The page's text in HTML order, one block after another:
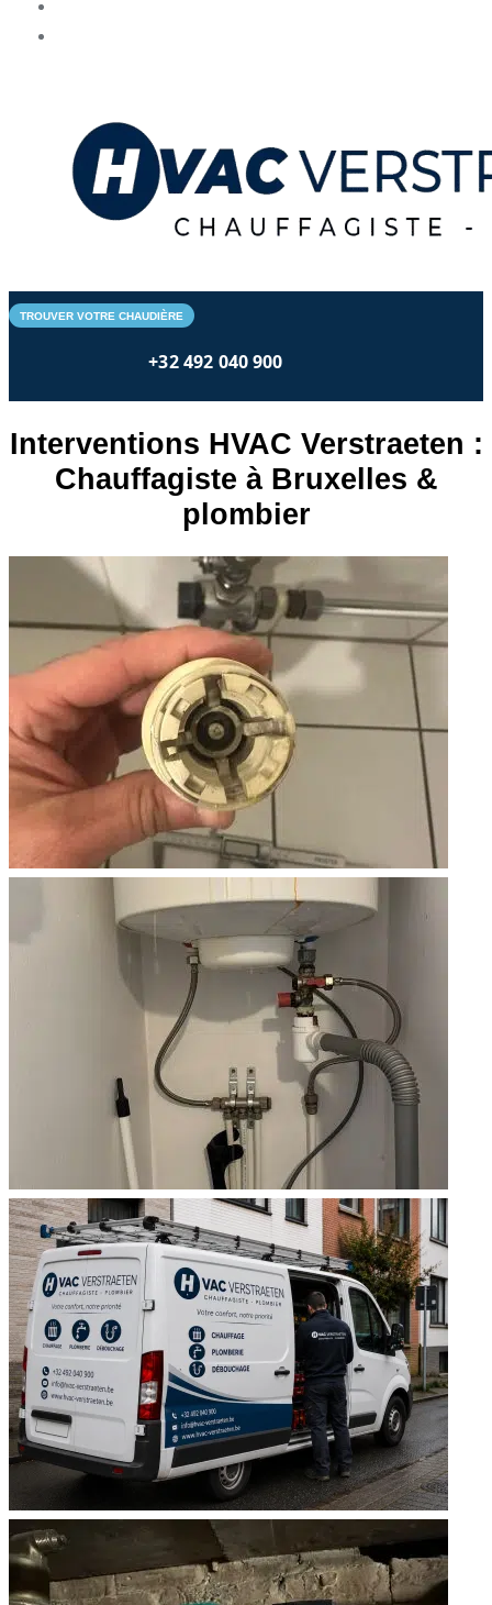
TROUVER VOTRE CHAUDIÈRE
+32 492 040 900
Interventions HVAC Verstraeten :
Chauffagiste à Bruxelles &
plombier